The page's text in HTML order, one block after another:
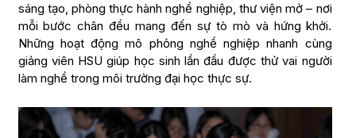
sáng tạo, phòng thực hành nghề nghiệp, thư viện mở – nơi
mỗi bước chân đều mang đến sự tò mò và hứng khởi.
Những hoạt động mô phỏng nghề nghiệp nhanh cùng
giảng viên HSU giúp học sinh lần đầu được thử vai người
làm nghề trong môi trường đại học thực sự.